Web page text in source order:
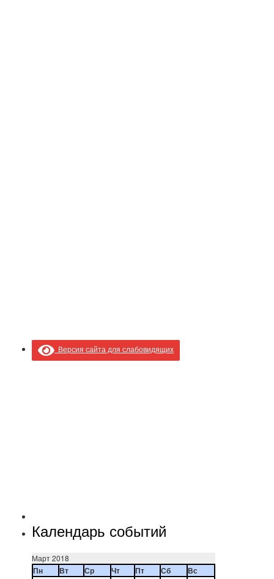
Версия сайта для слабовидящих
Календарь событий
Март 2018
Пн Вт Ср Чт Пт Сб Вс